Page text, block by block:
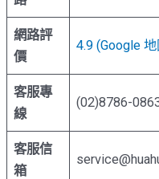
網路評
價
4.9 (Google
客服專
線
(02)8786-
客服信
箱